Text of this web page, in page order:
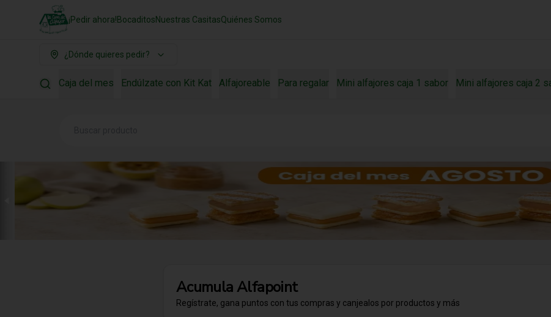
¡Pedir ahora!BocaditosNuestras CasitasQuiénes Somos
¿Dónde quieres pedir?
Caja del mes Endúlzate con Kit Kat Alfajoreable Para regalar Mini alfajores caja 1 sabor Mini alfajores caja 2
AcumulaAlfapoint
Regístrate, gana puntos con tus compras y canjealos por productos y más